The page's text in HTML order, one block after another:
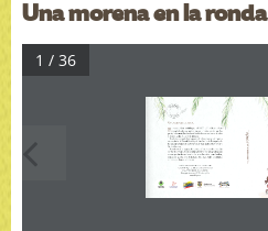
Una morena en la ronda
Una morena en la
ronda
En  esta  edición  multilingüe,  el  ICBF  y  Fundalectura  han
papás, las mamás y los abuelos afrocolombianos reciben a sus bebés
Santa Catalina.
crecer  que  fortalecen  los  vínculos  entre  los  niños  y  sus  familias;
Prohibida
  s u   v e n t a
1 / 36